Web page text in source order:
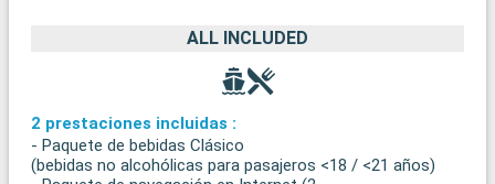
ALL INCLUDED
2 prestaciones incluidas :
- Paquete de bebidas Clásico
(bebidas no alcohólicas para pasajeros <18 / <21 años)